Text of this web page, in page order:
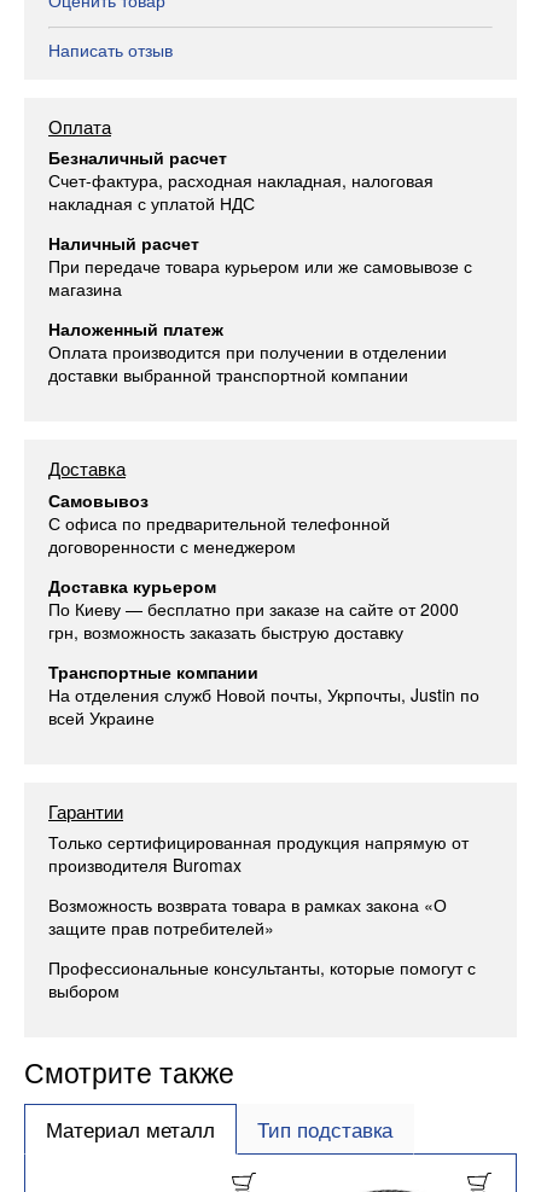
Написать отзыв
Оплата
Безналичный расчет
Счет-фактура, расходная накладная, налоговая
накладная с уплатой НДС
Наличный расчет
При передаче товара курьером или же самовывозе с
магазина
Наложенный платеж
Оплата производится при получении в отделении
доставки выбранной транспортной компании
Доставка
Самовывоз
С офиса по предварительной телефонной
договоренности с менеджером
Доставка курьером
По Киеву — бесплатно при заказе на сайте от 2000
грн, возможность заказать быструю доставку
Транспортные компании
На отделения служб Новой почты, Укрпочты, Justin по
всей Украине
Гарантии
Только сертифицированная продукция напрямую от
производителя Buromax
Возможность возврата товара в рамках закона «О
защите прав потребителей»
Профессиональные консультанты, которые помогут с
выбором
Смотрите также
Материал металл Тип подставка